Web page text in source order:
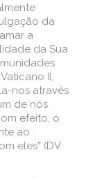
da
a
da Sua
II,
nos através
de nós
efeito, o
ao
eles” (DV